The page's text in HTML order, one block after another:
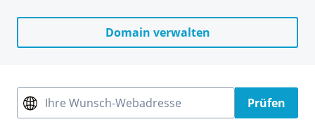
Domain verwalten
Ihre Wunsch-Webadresse Prüfen